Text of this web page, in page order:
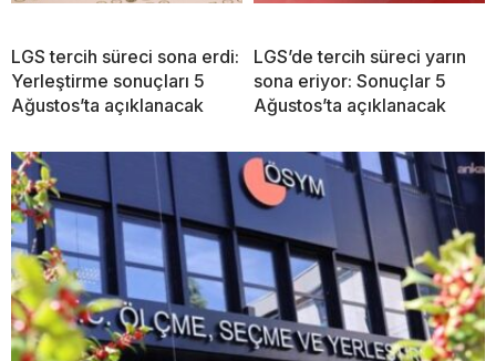
LGS tercih süreci sona erdi:
Yerleştirme sonuçları 5
Ağustos’ta açıklanacak
LGS’de tercih süreci yarın
sona eriyor: Sonuçlar 5
Ağustos’ta açıklanacak